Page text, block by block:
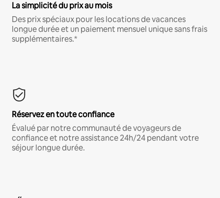
La simplicité du prix au mois
Des prix spéciaux pour les locations de vacances
longue durée et un paiement mensuel unique sans frais
supplémentaires.*
Réservez en toute confiance
Évalué par notre communauté de voyageurs de
confiance et notre assistance 24h/24 pendant votre
séjour longue durée.